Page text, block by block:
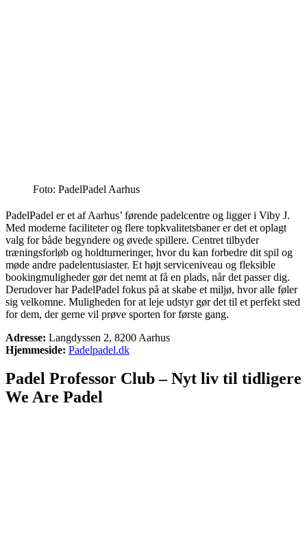
Foto: PadelPadel Aarhus
PadelPadel er et af Aarhus’ førende padelcentre og ligger i Viby J.
Med moderne faciliteter og flere topkvalitetsbaner er det et oplagt
valg for både begyndere og øvede spillere. Centret tilbyder
træningsforløb og holdturneringer, hvor du kan forbedre dit spil og
møde andre padelentusiaster. Et højt serviceniveau og fleksible
bookingmuligheder gør det nemt at få en plads, når det passer dig.
Derudover har PadelPadel fokus på at skabe et miljø, hvor alle føler
sig velkomne. Muligheden for at leje udstyr gør det til et perfekt sted
for dem, der gerne vil prøve sporten for første gang.
Adresse: Langdyssen 2, 8200 Aarhus
Hjemmeside: Padelpadel.dk
Padel Professor Club– Nyt liv til tidligere
We Are Padel